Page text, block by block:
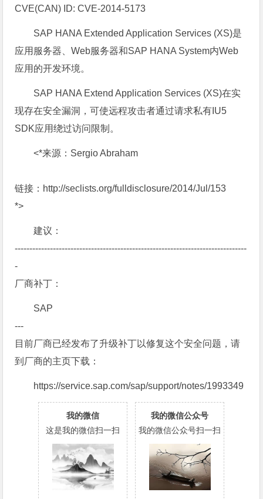
CVE(CAN) ID: CVE-2014-5173
SAP HANA Extended Application Services (XS)是
应用服务器、Web服务器和SAP HANA System内Web
应用的开发环境。
SAP HANA Extend Application Services (XS)在实
现存在安全漏洞，可使远程攻击者通过请求私有IU5
SDK应用绕过访问限制。
<*来源：Sergio Abraham
链接：http://seclists.org/fulldisclosure/2014/Jul/153
*>
建议：
-------------------------------------------------------------------------------
-
厂商补丁：
SAP
---
目前厂商已经发布了升级补丁以修复这个安全问题，请
到厂商的主页下载：
https://service.sap.com/sap/support/notes/1993349
我的微信
这是我的微信扫一扫
我的微信公众号
我的微信公众号扫一扫